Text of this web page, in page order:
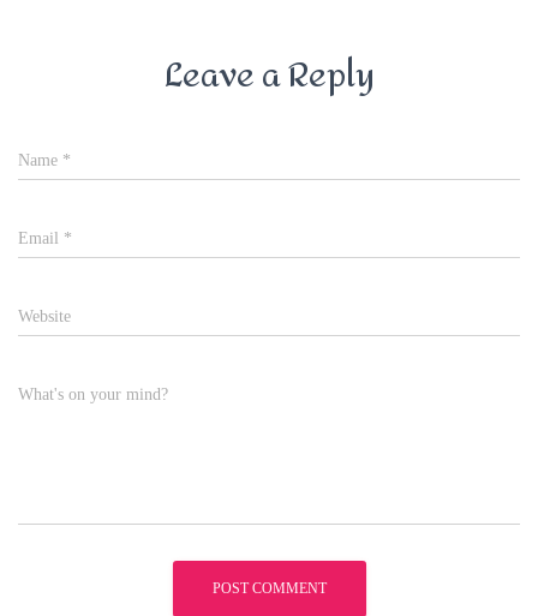
Leave a Reply
Name *
Email *
Website
What's on your mind?